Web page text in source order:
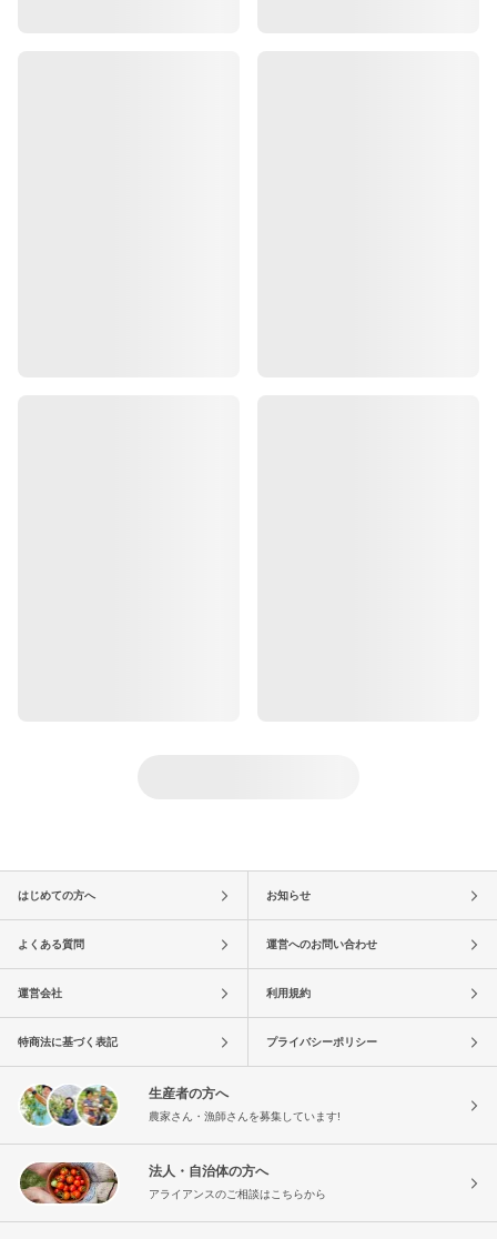
はじめての方へ お知らせ
よくある質問 運営へのお問い合わせ
運営会社 利用規約
特商法に基づく表記 プライバシーポリシー
生産者の方へ
農家さん・漁師さんを募集しています!
法人・自治体の方へ
アライアンスのご相談はこちらから